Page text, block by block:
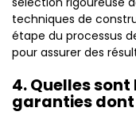
techniques de
étape du processus
pour assurer des
4. Quelles
garanties dont